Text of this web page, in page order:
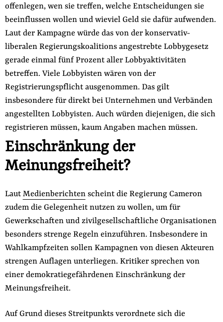
offenlegen, wen sie treffen, welche Entscheidungen sie
beeinflussen wollen und wieviel Geld sie dafür aufwenden.
Laut der Kampagne würde das von der konservativ-
liberalen Regierungskoalitions angestrebte Lobbygesetz
gerade einmal fünf Prozent aller Lobbyaktivitäten
betreffen. Viele Lobbyisten wären von der
Registrierungspflicht ausgenommen. Das gilt
insbesondere für direkt bei Unternehmen und Verbänden
angestellten Lobbyisten. Auch würden diejenigen, die sich
registrieren müssen, kaum Angaben machen müssen.
Einschränkung der
Meinungsfreiheit?
Laut Medienberichtenscheint die Regierung Cameron
zudem die Gelegenheit nutzen zu wollen, um für
Gewerkschaften und zivilgesellschaftliche Organisationen
besonders strenge Regeln einzuführen. Insbesondere in
Wahlkampfzeiten sollen Kampagnen von diesen Akteuren
strengen Auflagen unterliegen. Kritiker sprechen von
einer demokratiegefährdenen Einschränkung der
Meinungsfreiheit.
Auf Grund dieses Streitpunkts verordnete sich die